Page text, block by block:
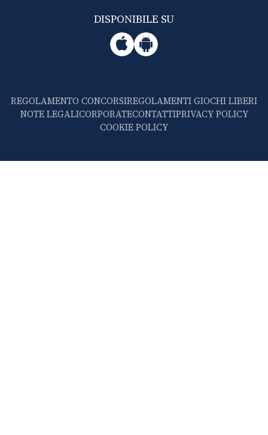
DISPONIBILE SU
REGOLAMENTO CONCORSIREGOLAMENTI GIOCHI LIBERI
NOTE LEGALICORPORATECONTATTIPRIVACY POLICY
COOKIE POLICY